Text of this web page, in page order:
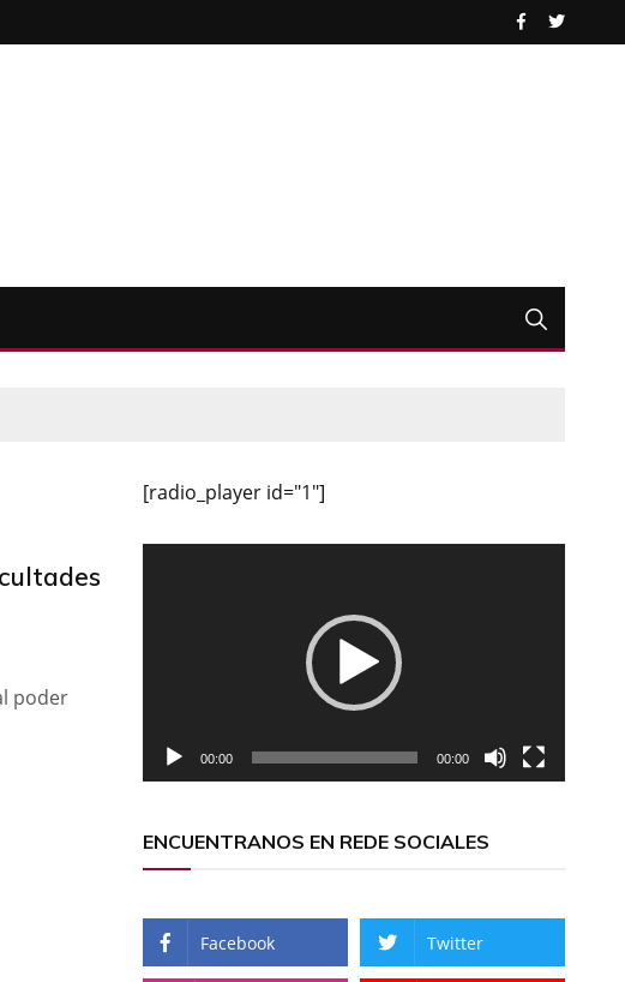
poder
[radio_player id="1"]
00:00 00:00
ENCUENTRANOS EN REDE SOCIALES
Facebook Twitter